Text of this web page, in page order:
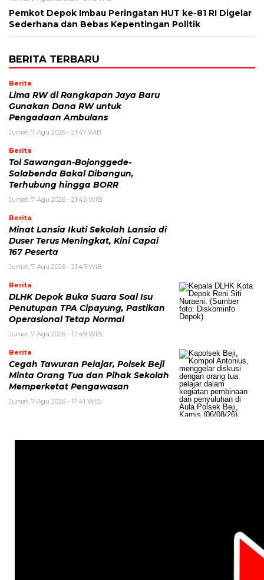
Pemkot Depok Imbau Peringatan HUT ke-81 RI Digelar
Sederhana dan Bebas Kepentingan Politik
BERITA TERBARU
Berita
Lima RW di Rangkapan Jaya Baru
Gunakan Dana RW untuk
Pengadaan Ambulans
Jumat, 7 Agu 2026 - 21:47 WIB
Berita
Tol Sawangan-Bojonggede-
Salabenda Bakal Dibangun,
Terhubung hingga BORR
Jumat, 7 Agu 2026 - 21:45 WIB
Berita
Minat Lansia Ikuti Sekolah Lansia di
Duser Terus Meningkat, Kini Capai
167 Peserta
Jumat, 7 Agu 2026 - 21:43 WIB
Berita
DLHK Depok Buka Suara Soal Isu
Penutupan TPA Cipayung, Pastikan
Operasional Tetap Normal
Jumat, 7 Agu 2026 - 17:49 WIB
Berita
Cegah Tawuran Pelajar, Polsek Beji
Minta Orang Tua dan Pihak Sekolah
Memperketat Pengawasan
Jumat, 7 Agu 2026 - 17:41 WIB